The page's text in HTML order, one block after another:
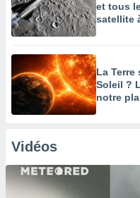
et tous
satellite
La
Soleil ?
notre
Vidéos